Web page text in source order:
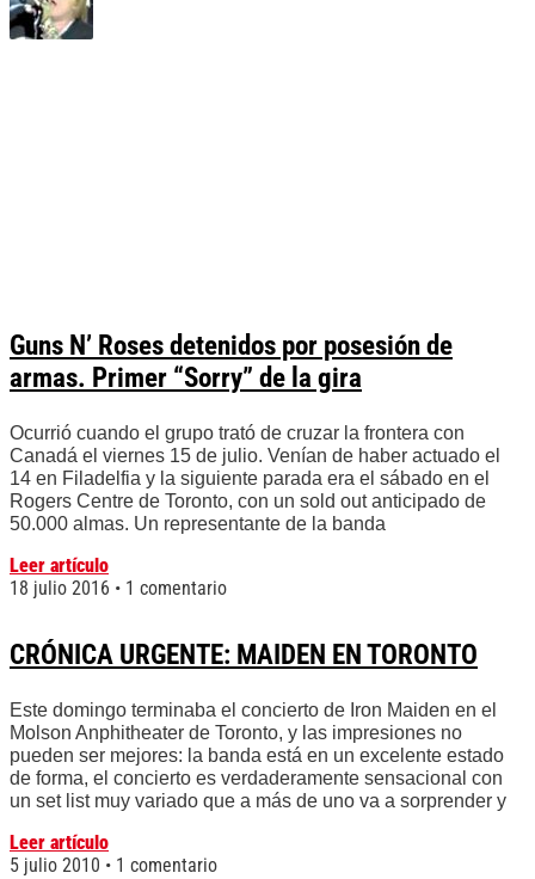
Guns N’ Roses detenidos por posesión de
armas. Primer “Sorry” de la gira
Ocurrió cuando el grupo trató de cruzar la frontera con
Canadá el viernes 15 de julio. Venían de haber actuado el
14 en Filadelfia y la siguiente parada era el sábado en el
Rogers Centre de Toronto, con un sold out anticipado de
50.000 almas. Un representante de la banda
Leer artículo
18 julio 2016
1 comentario
CRÓNICA URGENTE: MAIDEN EN TORONTO
Este domingo terminaba el concierto de Iron Maiden en el
Molson Anphitheater de Toronto, y las impresiones no
pueden ser mejores: la banda está en un excelente estado
de forma, el concierto es verdaderamente sensacional con
un set list muy variado que a más de uno va a sorprender y
Leer artículo
5 julio 2010
1 comentario